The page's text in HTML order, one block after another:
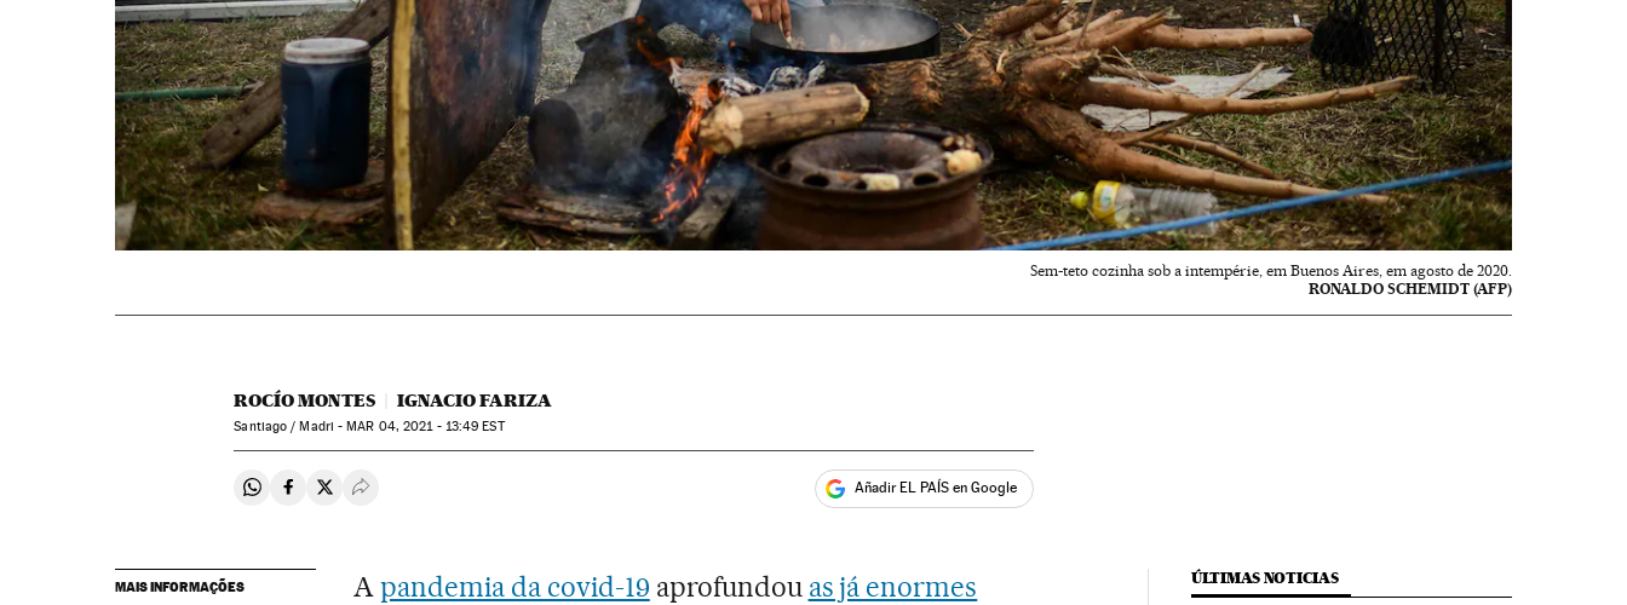
Sem-teto cozinha sob a intempérie, em Buenos Aires, em agosto de 2020.
RONALDO SCHEMIDT (AFP)
ROCÍO MONTES IGNACIO FARIZA
Santiago / Madri -MAR 04, 2021 - 13:49 EST
Compartir en Whatsapp
Compartir en Facebook
Compartir en Twitter
Desplegar Redes Sociales Añadir EL PAÍS en Google
MAIS INFORMAÇÕES Apandemia da covid-19 aprofundou as já enormes
ÚLTIMAS NOTICIAS